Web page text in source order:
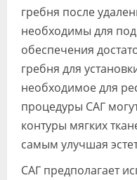
гребня после
необходимы для
обеспечения
гребня для
необходимое для
процедуры САГ
контуры мягких
самым улучшая
САГ предполагает